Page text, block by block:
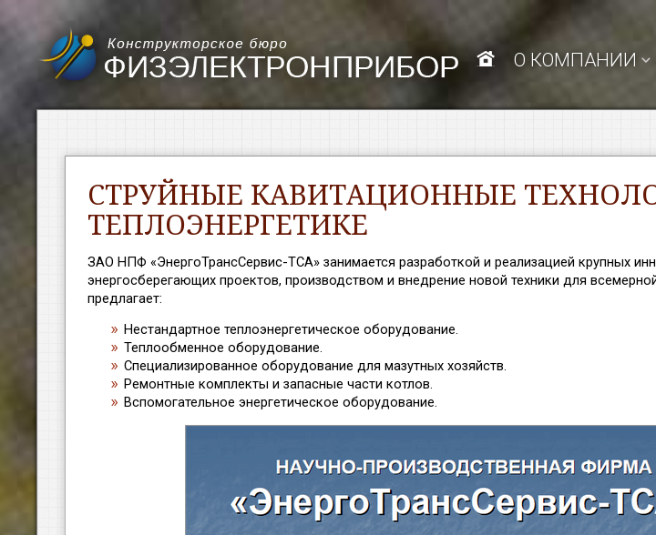
О КОМПАНИИ
СТРУЙНЫЕ КАВИТАЦИОННЫЕ
ТЕПЛОЭНЕРГЕТИКЕ
ЗАО НПФ «ЭнергоТрансСервис-ТСА» занимается разработкой и реализацией крупных
энергосберегающих проектов, производством и внедрение новой техники для
предлагает:
Нестандартное теплоэнергетическое оборудование.
Теплообменное оборудование.
Специализированное оборудование для мазутных хозяйств.
Ремонтные комплекты и запасные части котлов.
Вспомогательное энергетическое оборудование.